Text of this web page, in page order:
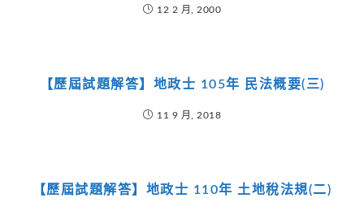
12 2 月, 2000
【歷屆試題解答】地政士 105年 民法概要(三)
11 9 月, 2018
【歷屆試題解答】地政士 110年 土地稅法規(二)